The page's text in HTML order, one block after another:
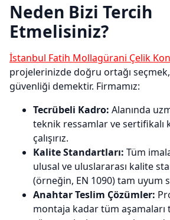
Neden Bizi Tercih
Etmelisiniz?
İstanbul Fatih Mollagürani Çelik
projelerinizde doğru ortağı seçmek,
güvenliği demektir. Firmamız:
Tecrübeli Kadro: Alanında
teknik ressamlar ve sertifikalı
çalışırız.
Kalite Standartları: Tüm
ulusal ve uluslararası kalite
(örneğin, EN 1090) tam uyum
Anahtar Teslim Çözümler:
montaja kadar tüm aşamaları